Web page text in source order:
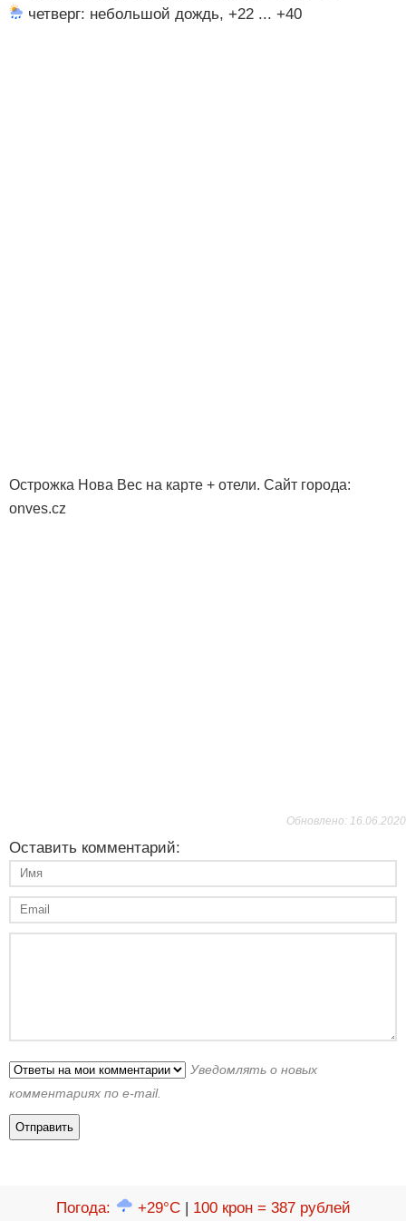
четверг: небольшой дождь, +22 ... +40
Острожка Нова Вес на карте + отели. Сайт города:
onves.cz
Обновлено: 16.06.2020
Оставить комментарий:
Уведомлять о новых
комментариях по e-mail.
Погода: +29°C| 100 крон = 387 рублей